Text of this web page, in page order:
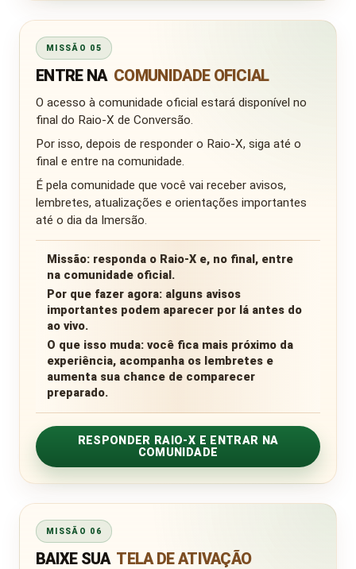
MISSÃO 05
ENTRE NA COMUNIDADE OFICIAL
O acesso à comunidade oficial estará disponível no
final do Raio-X de Conversão.
Por isso, depois de responder o Raio-X, siga até o
final e entre na comunidade.
É pela comunidade que você vai receber avisos,
lembretes, atualizações e orientações importantes
até o dia da Imersão.
Missão: responda o Raio-X e, no final, entre
na comunidade oficial.
Por que fazer agora: alguns avisos
importantes podem aparecer por lá antes do
ao vivo.
O que isso muda: você fica mais próximo da
experiência, acompanha os lembretes e
aumenta sua chance de comparecer
preparado.
RESPONDER RAIO-X E ENTRAR NA
COMUNIDADE
MISSÃO 06
BAIXE SUA TELA DE ATIVAÇÃO